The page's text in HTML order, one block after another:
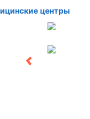
центры